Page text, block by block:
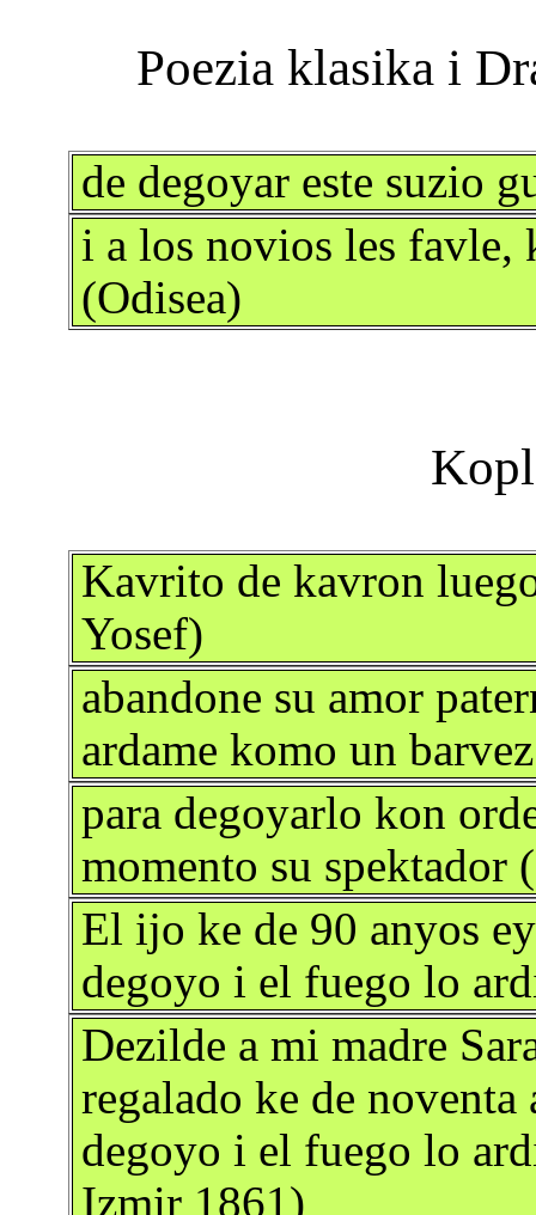
de degoyar este suzio
i a los novios les favle,
(Odisea)
Kavrito de kavron
Yosef)
abandone su amor
ardame komo un
para degoyarlo kon
momento su spektador
El ijo ke de 90 anyos
degoyo i el fuego lo
Dezilde a mi madre
regalado ke de
degoyo i el fuego lo
Izmir 1861)